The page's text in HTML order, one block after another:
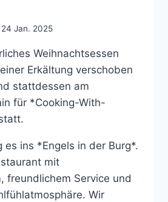
24 Jan. 2025
Weihnachtsessen
Erkältung verschoben
stattdessen am
für *Cooking-With-
es ins *Engels in der Burg*.
mit
freundlichem Service und
Wir